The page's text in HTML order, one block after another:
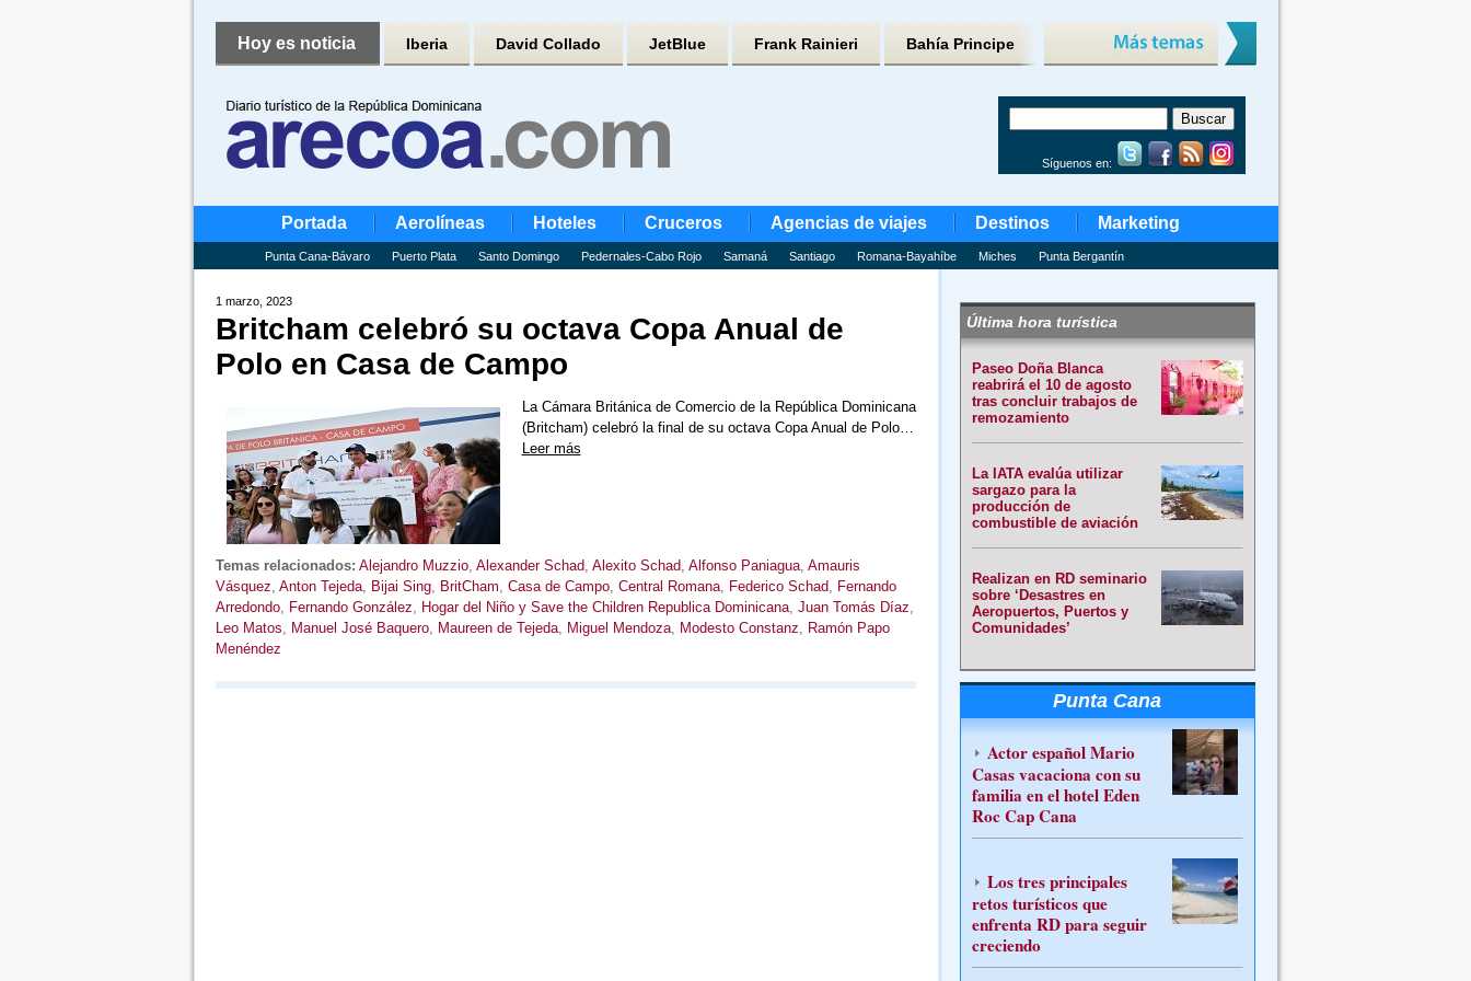
Hoy es noticia Iberia David Collado JetBlue Frank Rainieri Bahía Principe
Síguenos en:
Portada Aerolíneas Hoteles Cruceros Agencias de viajes Destinos Marketing
Punta Cana-Bávaro Puerto Plata Santo Domingo Pedernales-Cabo Rojo Samaná Santiago Romana-Bayahíbe Miches Punta Bergantín
1 marzo, 2023
Britcham celebró su octava Copa Anual de
Polo en Casa de Campo
La Cámara Británica de Comercio de la República Dominicana
(Britcham) celebró la final de su octava Copa Anual de Polo…
Leer más
Temas relacionados: Alejandro Muzzio, Alexander Schad, Alexito Schad, Alfonso Paniagua, Amauris
Vásquez, Anton Tejeda, Bijai Sing, BritCham, Casa de Campo, Central Romana, Federico Schad, Fernando
Arredondo, Fernando González, Hogar del Niño y Save the Children Republica Dominicana, Juan Tomás Díaz,
Leo Matos, Manuel José Baquero, Maureen de Tejeda, Miguel Mendoza, Modesto Constanz, Ramón Papo
Menéndez
Última hora turística
Paseo Doña Blanca
reabrirá el 10 de agosto
tras concluir trabajos de
remozamiento
La IATA evalúa utilizar
sargazo para la
producción de
combustible de aviación
Realizan en RD seminario
sobre ‘Desastres en
Aeropuertos, Puertos y
Comunidades’
Punta Cana
Actor español Mario
Casas vacaciona con su
familia en el hotel Eden
Roc Cap Cana
Los tres principales
retos turísticos que
enfrenta RD para seguir
creciendo